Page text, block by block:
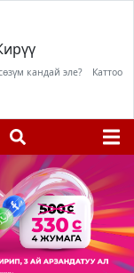
кандай эле? Каттоо